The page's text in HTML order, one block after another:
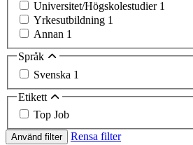
Universitet/Högskolestudier 1
Yrkesutbildning 1
Annan 1
Språk
Svenska 1
Etikett
Top Job
Använd filter
Rensa filter